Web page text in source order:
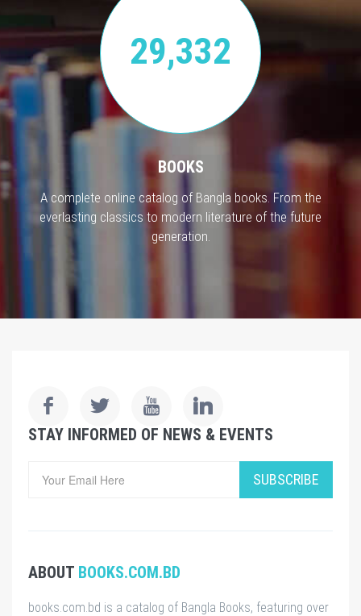
29,332
BOOKS
A complete online catalog of Bangla books. From the
everlasting classics to modern literature of the future
generation.
STAY INFORMED OF NEWS & EVENTS
SUBSCRIBE
ABOUT BOOKS.COM.BD
books.com.bd is a catalog of Bangla Books, featuring over